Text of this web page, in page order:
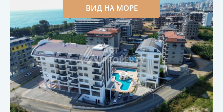
ВИД НА МОРЕ